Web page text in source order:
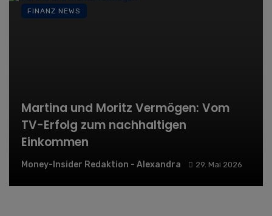
Martina und Moritz Vermögen: Vom
TV-Erfolg zum nachhaltigen
Einkommen
Money-Insider Redaktion - Alexandra 29. Mai 2026
FINANZ NEWS